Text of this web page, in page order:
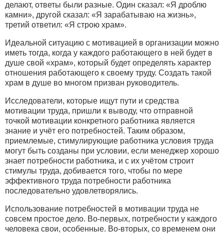
делают, ответы были разные. Один сказал: «Я дроблю
камни», другой сказал: «Я зарабатываю на жизнь»,
третий ответил: «Я строю храм».
Идеальной ситуацию с мотивацией в организации можно
иметь тогда, когда у каждого работающего в ней будет в
душе свой «храм», который будет определять характер
отношения работающего к своему труду. Создать такой
храм в душе во многом призван руководитель.
Исследователи, которые ищут пути и средства
мотивации труда, пришли к выводу, что отправной
точкой мотивации конкретного работника является
знание и учёт его потребностей. Таким образом,
приемлемые, стимулирующие работника условия труда
могут быть созданы при условии, если менеджер хорошо
знает потребности работника, и с их учётом строит
стимулы труда, добивается того, чтобы по мере
эффективного труда потребности работника
последовательно удовлетворялись.
Использование потребностей в мотивации труда не
совсем простое дело. Во-первых, потребности у каждого
человека свои, особенные. Во-вторых, со временем они